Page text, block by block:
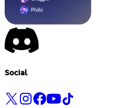
Social